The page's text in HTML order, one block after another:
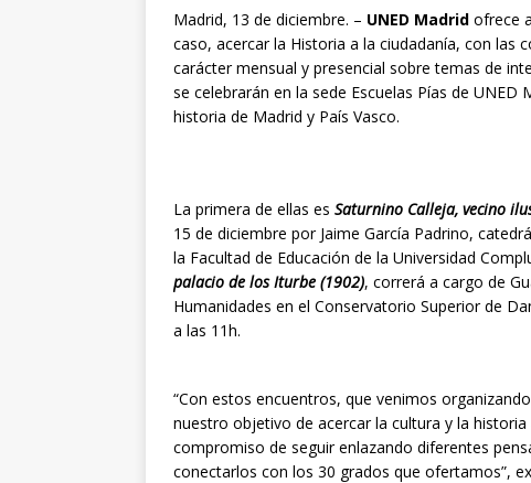
Madrid, 13 de diciembre. – UNED Madrid ofrece
caso, acercar la Historia a la ciudadanía, con las
carácter mensual y presencial sobre temas de
se celebrarán en la sede Escuelas Pías de UNED
historia de Madrid y País Vasco.
La primera de ellas es Saturnino Calleja, vecino
15 de diciembre por Jaime García Padrino,
la Facultad de Educación de la Universidad
palacio de los Iturbe (1902), correrá a cargo de
Humanidades en el Conservatorio Superior de
a las 11h.
“Con estos encuentros, que venimos
nuestro objetivo de acercar la cultura y la
compromiso de seguir enlazando diferentes
conectarlos con los 30 grados que ofertamos”,